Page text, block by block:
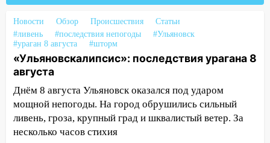
14:16
Шторм продолжает ломать город:
на улице Любови Шевцовой рухнул
светофор
14:14 Студента из Ульяновска обманули
мошенники под видом преподавателя
14:12 Куда жаловаться ульяновцам на
упавшее дерево или затопленную улицу
после непогоды
Новости Обзор Происшествия
Статьи
#ливень
#последствия непогоды
#Ульяновск
#ураган 8 августа
#шторм
«Ульяновскалипсис»: последствия урагана 8
августа
Днём 8 августа Ульяновск оказался под ударом
мощной непогоды. На город обрушились сильный
ливень, гроза, крупный град и шквалистый ветер. За
несколько часов стихия